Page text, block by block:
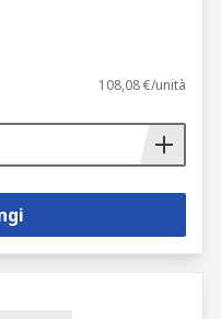
108,08 €/unità